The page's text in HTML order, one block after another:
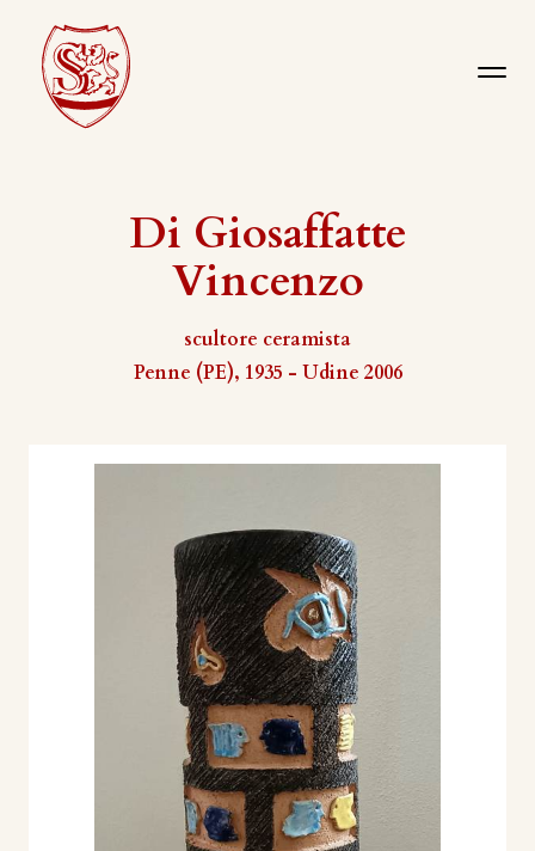
Di Giosaffatte
Vincenzo
scultore ceramista
Penne (PE), 1935 - Udine 2006